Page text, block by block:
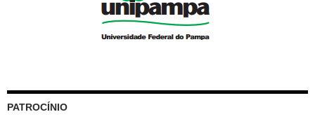
PATROCÍNIO